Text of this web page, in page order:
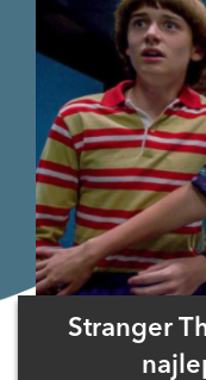
Stranger